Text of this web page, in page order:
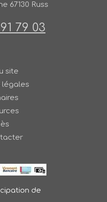
67130 Russ
79 03
site
légales
de